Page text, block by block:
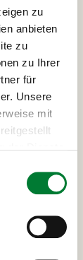
zu
anbieten
zu
zu Ihrer
für
Unsere
mit
geben
erfahrene
ihr